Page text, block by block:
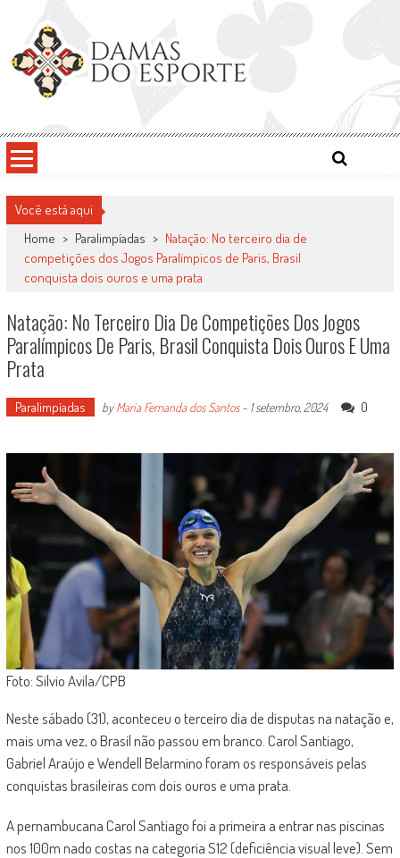
content
Damas do Esporte
Você está aqui
Home > Paralimpíadas > Natação: No terceiro dia de
competições dos Jogos Paralímpicos de Paris, Brasil
conquista dois ouros e uma prata
Natação: No Terceiro Dia De Competições Dos Jogos
Paralímpicos De Paris, Brasil Conquista Dois Ouros E Uma
Prata
Paralimpíadas byMaria Fernanda dos Santos- 1 setembro, 2024 0
Foto: Silvio Avila/CPB
Neste sábado (31), aconteceu o terceiro dia de disputas na natação e,
mais uma vez, o Brasil não passou em branco. Carol Santiago,
Gabriel Araújo e Wendell Belarmino foram os responsáveis pelas
conquistas brasileiras com dois ouros e uma prata.
A pernambucana Carol Santiago foi a primeira a entrar nas piscinas
nos 100m nado costas na categoria S12 (deficiência visual leve). Sem